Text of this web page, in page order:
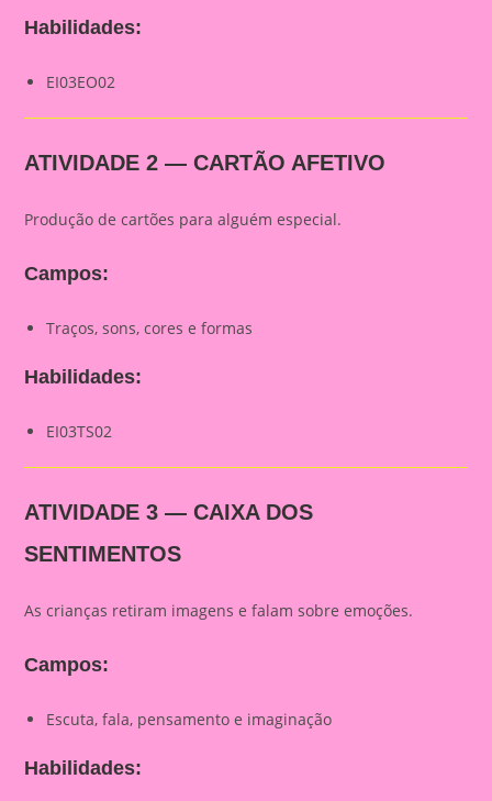
Habilidades:
EI03EO02
ATIVIDADE 2 — CARTÃO AFETIVO
Produção de cartões para alguém especial.
Campos:
Traços, sons, cores e formas
Habilidades:
EI03TS02
ATIVIDADE 3 — CAIXA DOS
SENTIMENTOS
As crianças retiram imagens e falam sobre emoções.
Campos:
Escuta, fala, pensamento e imaginação
Habilidades: